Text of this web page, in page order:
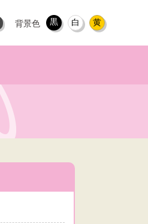
背景色 黒 白 黄